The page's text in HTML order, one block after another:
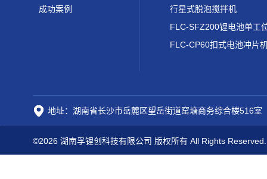
成功案例
行星式脱泡搅拌机
FLC-CP60扣式电池冲片
地址：湖南省长沙市岳麓区望岳街道窑塘商务综合楼516室
©2026 湖南孚锂创科技有限公司 版权所有 All Rights